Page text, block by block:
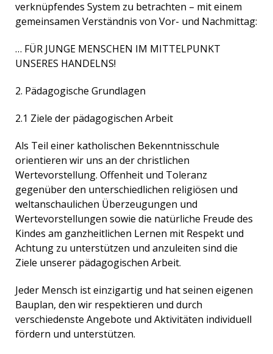
verknüpfendes System zu betrachten – mit einem
gemeinsamen Verständnis von Vor- und Nachmittag:
… FÜR JUNGE MENSCHEN IM MITTELPUNKT
UNSERES HANDELNS!
2. Pädagogische Grundlagen
2.1 Ziele der pädagogischen Arbeit
Als Teil einer katholischen Bekenntnisschule
orientieren wir uns an der christlichen
Wertevorstellung. Offenheit und Toleranz
gegenüber den unterschiedlichen religiösen und
weltanschaulichen Überzeugungen und
Wertevorstellungen sowie die natürliche Freude des
Kindes am ganzheitlichen Lernen mit Respekt und
Achtung zu unterstützen und anzuleiten sind die
Ziele unserer pädagogischen Arbeit.
Jeder Mensch ist einzigartig und hat seinen eigenen
Bauplan, den wir respektieren und durch
verschiedenste Angebote und Aktivitäten individuell
fördern und unterstützen.